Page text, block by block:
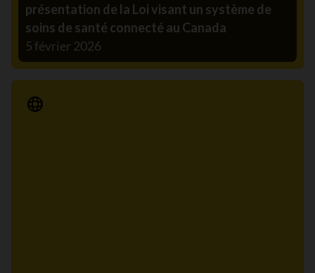
présentation de la Loi visant un système de
soins de santé connecté au Canada
5 février 2026
Communiqué de presse